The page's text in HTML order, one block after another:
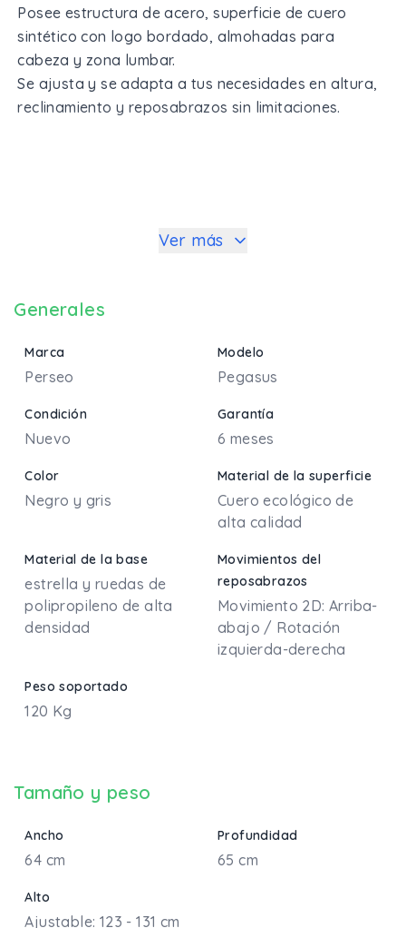
Posee estructura de acero, superficie de cuero
sintético con logo bordado, almohadas para
cabeza y zona lumbar.
Se ajusta y se adapta a tus necesidades en altura,
reclinamiento y reposabrazos sin limitaciones.
Ver más
Generales
Marca
Perseo
Modelo
Pegasus
Condición
Nuevo
Garantía
6 meses
Color
Negro y gris
Material de la superficie
Cuero ecológico de
alta calidad
Material de la base
estrella y ruedas de
polipropileno de alta
densidad
Movimientos del
reposabrazos
Movimiento 2D: Arriba-
abajo / Rotación
izquierda-derecha
Peso soportado
120 Kg
Tamaño y peso
Ancho
64 cm
Profundidad
65 cm
Alto
Ajustable: 123 - 131 cm